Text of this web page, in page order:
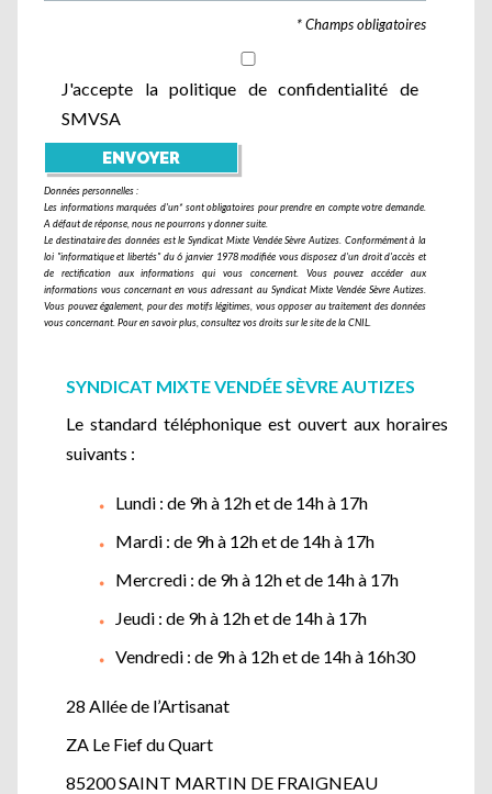
* Champs obligatoires
J'accepte la politique de confidentialité de
SMVSA
Données personnelles :
Les informations marquées d'un* sont obligatoires pour prendre en compte votre demande.
A défaut de réponse, nous ne pourrons y donner suite.
Le destinataire des données est le Syndicat Mixte Vendée Sèvre Autizes. Conformément à la
loi "informatique et libertés" du 6 janvier 1978 modifiée vous disposez d'un droit d'accès et
de rectification aux informations qui vous concernent. Vous pouvez accéder aux
informations vous concernant en vous adressant au Syndicat Mixte Vendée Sèvre Autizes.
Vous pouvez également, pour des motifs légitimes, vous opposer au traitement des données
vous concernant. Pour en savoir plus, consultez vos droits sur le site de la CNIL.
SYNDICAT MIXTE VENDÉE SÈVRE AUTIZES
Le standard téléphonique est ouvert aux horaires
suivants :
Lundi : de 9h à 12h et de 14h à 17h
Mardi : de 9h à 12h et de 14h à 17h
Mercredi : de 9h à 12h et de 14h à 17h
Jeudi : de 9h à 12h et de 14h à 17h
Vendredi : de 9h à 12h et de 14h à 16h30
28 Allée de l’Artisanat
ZA Le Fief du Quart
85200 SAINT MARTIN DE FRAIGNEAU